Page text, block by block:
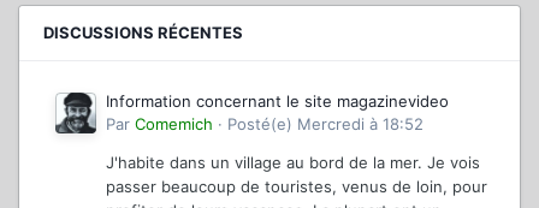
DISCUSSIONS RÉCENTES
Information concernant le site magazinevideo
Par Comemich · Posté(e) Mercredi à 18:52
J'habite dans un village au bord de la mer. Je vois
passer beaucoup de touristes, venus de loin, pour